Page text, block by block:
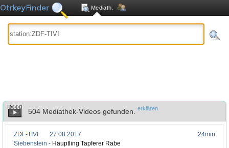
Mediath.
504 Mediathek-Videos gefunden. erklären
24min
ZDF-TIVI
27.08.2017
Siebenstein - Häuptling Tapferer Rabe